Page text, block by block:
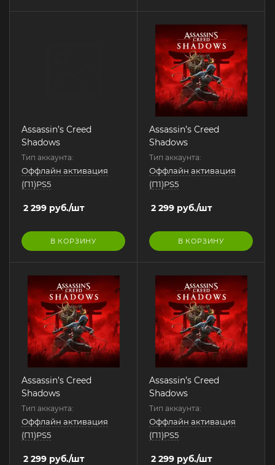
Assassin’s Creed
Shadows
Тип аккаунта:
Оффлайн активация
(П1)PS5
2 299 руб./шт
В КОРЗИНУ
Assassin’s Creed
Shadows
Тип аккаунта:
Оффлайн активация
(П1)PS5
2 299 руб./шт
В КОРЗИНУ
Assassin’s Creed
Shadows
Тип аккаунта:
Оффлайн активация
(П1)PS5
2 299 руб./шт
Assassin’s Creed
Shadows
Тип аккаунта:
Оффлайн активация
(П1)PS5
2 299 руб./шт